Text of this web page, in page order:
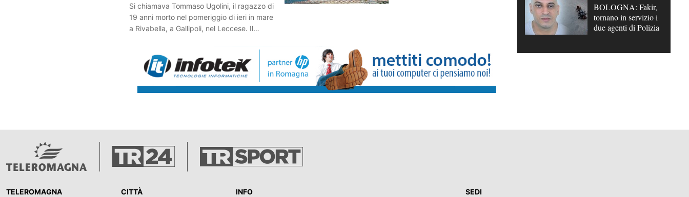
Si chiamava Tommaso Ugolini, il ragazzo di
19 anni morto nel pomeriggio di ieri in mare
a Rivabella, a Gallipoli, nel Leccese. Il
candidata alla presidenza della Regione per
il centrodestra alla scorse elezioni, ed era in
vacanza in Salento con alcuni amici. Il
giovane stava facendo il bagno insieme a un
dell'amico, il ragazzo che era con lui in
acqua ha lanciato l'allarme, facendo attivare
la macchina dei soccorsi. Due bagnini si
sono tuffati per recuperare il 19enne e
riportarlo a riva dove sono iniziate subito le
manovre di rianimazione, alle quali ha
BOLOGNA: Fakir,
tornano in servizio i
due agenti di Polizia
TELEROMAGNA CITTÀ INFO SEDI